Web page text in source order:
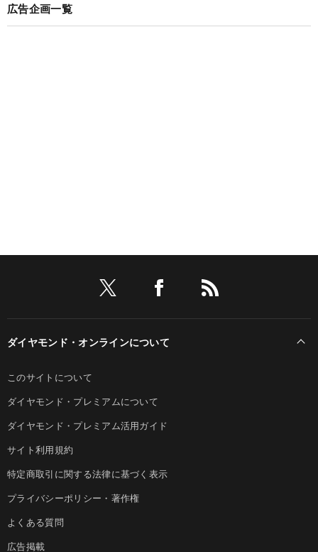
広告企画一覧
ダイヤモンド・オンラインについて
このサイトについて
ダイヤモンド・プレミアムについて
ダイヤモンド・プレミアム活用ガイド
サイト利用規約
特定商取引に関する法律に基づく表示
プライバシーポリシー・著作権
よくある質問
広告掲載